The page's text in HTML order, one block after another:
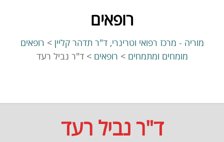
רופאים
מוריה - מרכז רפואי וטרינרי, ד"ר תדהר קליין > רופאים
מומחים ומתמחים > רופאים >ד"ר נביל רעד
ד"ר נביל רעד